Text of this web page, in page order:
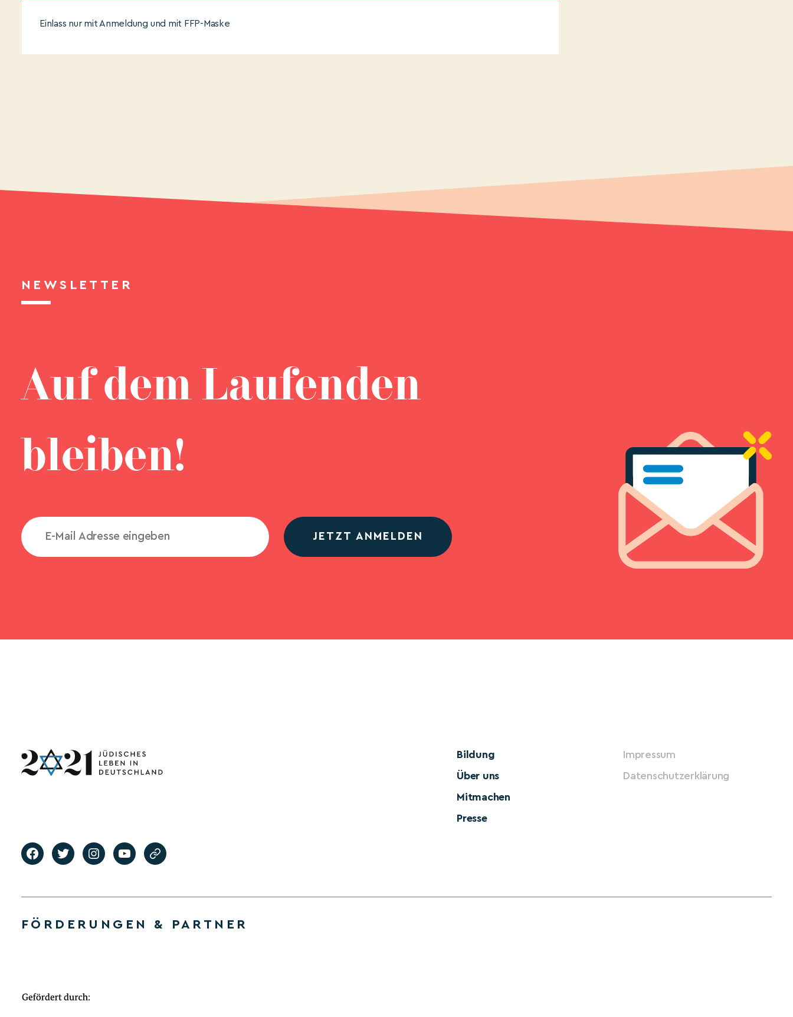
Einlass nur mit Anmeldung und mit FFP-Maske
NEWSLETTER
Auf dem Laufenden
bleiben!
JETZT ANMELDEN
Bildung
Über uns
Mitmachen
Presse
Impressum
Datenschutzerklärung
FÖRDERUNGEN & PARTNER